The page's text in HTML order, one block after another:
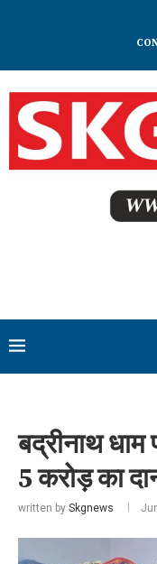
बद्रीनाथ
5 करोड़ का
written by Skgnews